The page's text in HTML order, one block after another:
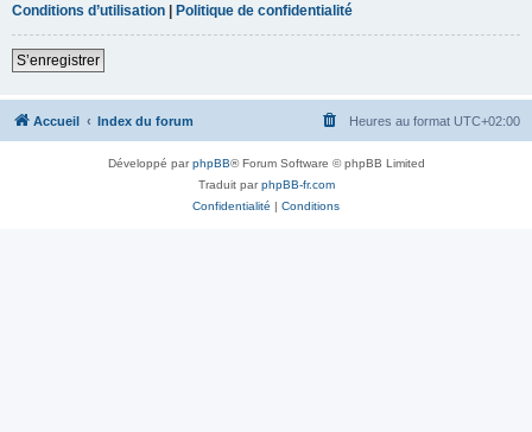
Conditions d’utilisation | Politique de confidentialité
S’enregistrer
Accueil Index du forum Heures au format UTC+02:00
Développé parphpBB® Forum Software © phpBB Limited
Traduit parphpBB-fr.com
Confidentialité | Conditions